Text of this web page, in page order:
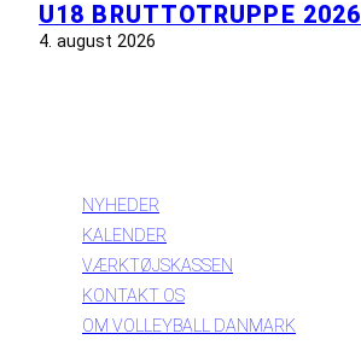
U18 BRUTTOTRUPPE 2026
4. august 2026
NYHEDER
KALENDER
VÆRKTØJSKASSEN
KONTAKT OS
OM VOLLEYBALL DANMARK